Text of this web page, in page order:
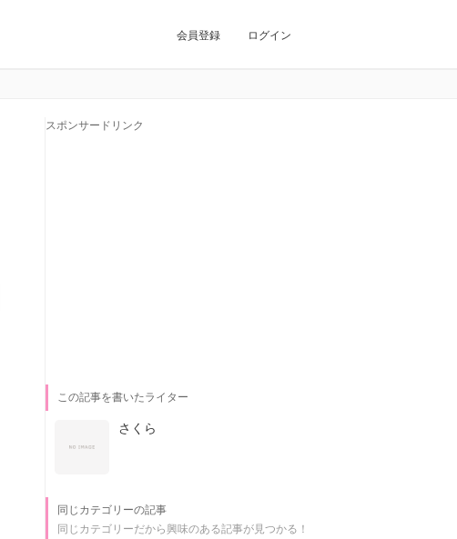
会員登録 ログイン
スポンサードリンク
この記事を書いたライター
さくら
同じカテゴリーの記事
同じカテゴリーだから興味のある記事が見つかる！